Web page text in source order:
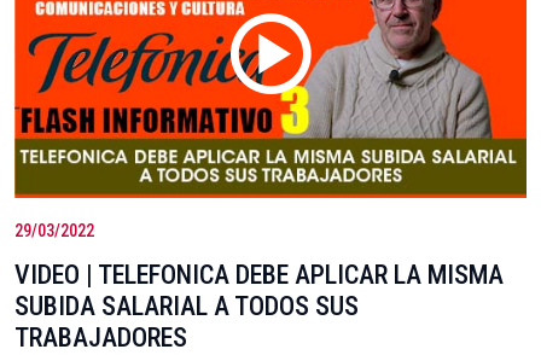
29/03/2022
VIDEO | TELEFONICA DEBE APLICAR LA MISMA
SUBIDA SALARIAL A TODOS SUS
TRABAJADORES